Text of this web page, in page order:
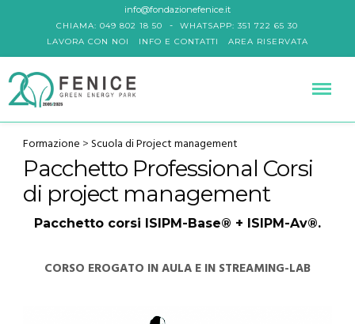
info@fondazionefenice.it
CHIAMA: 049 802 18 50 -
WHATSAPP: 351 722 65 30
LAVORA CON NOI
INFO E CONTATTI AREA RISERVATA
Formazione >Scuola di Project management
Pacchetto Professional Corsi
di project management
Pacchetto corsi ISIPM-Base® + ISIPM-Av®.
CORSO EROGATO IN AULA E IN STREAMING-LAB